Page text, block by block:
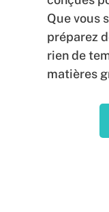
Que vous
préparez
rien de
matières